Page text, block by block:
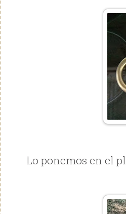
Lo ponemos en el